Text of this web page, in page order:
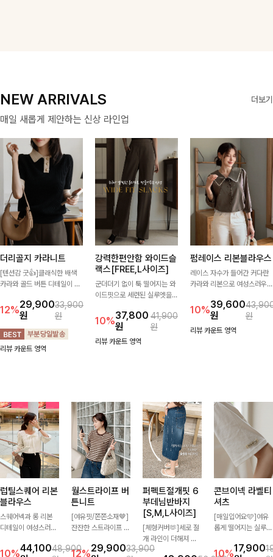
NEW ARRIVALS 더보기
매일 새롭게 제안하는 신상 라인업
더리골지 카라니트
[텐션감 굿👍]클래식한 배색
카라와 골드 버튼 디테일이 세
입니다. 세로 골지 짜임이 슬림
한 실루엣을 연출해 단정하면
서도 여성스러운 무드를 완성
해드려요.
12%29,900
원
33,900
원
리뷰 카운트 영역
강력한편안함 와이드슬
랙스[FREE,L사이즈]
군더더기 없이 툭 떨어지는 와
이드핏으로 세련된 실루엣을
끔한 디자인과 롱한 기장감으
로 다리가 길어 보이고 뒷밴딩
으로 편안하기까지-
10%37,800
원
41,900
원
리뷰 카운트 영역
펌레이스 리본블라우스
레이스 자수가 들어간 커다란
카라와 리본으로 여성스러우면
껴지는 블라우스에요🤎
10%39,600
원
원
리뷰 카운트 영역
럽틸스퀘어 리본
블라우스
스퀘어넥과 롱 리본
디테일이 여성스러운
는 블라우스입니다.
10%44,10048,900
월스트라이프 버
튼니트
[여유핏/쫀쫀소재🤎]
잔잔한 스트라이프 패
더해져 캐주얼하면서
12%29,90033,900
퍼펙트절개핏 6
부데님반바지
[S,M,L사이즈]
[체형커버🫶]세로 절
개 라인이 더해져 다
리 라인을 더욱 길고
콘브이넥 라벨티
셔츠
[매일입어요🩵]여유
롭게 떨어지는 실루엣
자인으로 데일리하게
10%17,900